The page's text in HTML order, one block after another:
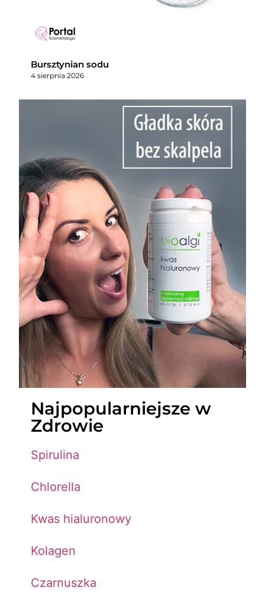
Bursztynian sodu
4 sierpnia 2026
Najpopularniejsze w
Zdrowie
Spirulina
Chlorella
Kwas hialuronowy
Kolagen
Czarnuszka